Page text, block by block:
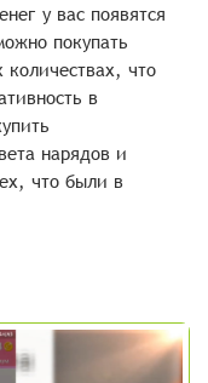
у вас появятся
покупать
что
в
нарядов и
что были в